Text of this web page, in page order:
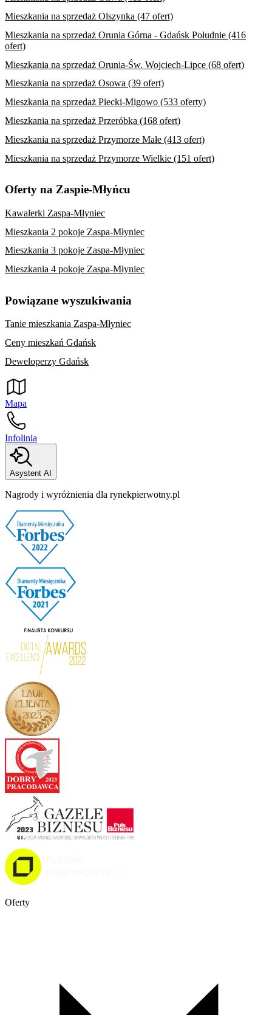
Mieszkania na sprzedaż Olszynka (47 ofert)
Mieszkania na sprzedaż Orunia Górna - Gdańsk Południe (416
ofert)
Mieszkania na sprzedaż Orunia-Św. Wojciech-Lipce (68 ofert)
Mieszkania na sprzedaż Osowa (39 ofert)
Mieszkania na sprzedaż Piecki-Migowo (533 oferty)
Mieszkania na sprzedaż Przeróbka (168 ofert)
Mieszkania na sprzedaż Przymorze Małe (413 ofert)
Mieszkania na sprzedaż Przymorze Wielkie (151 ofert)
Oferty na Zaspie-Młyńcu
Kawalerki Zaspa-Młyniec
Mieszkania 2 pokoje Zaspa-Młyniec
Mieszkania 3 pokoje Zaspa-Młyniec
Mieszkania 4 pokoje Zaspa-Młyniec
Powiązane wyszukiwania
Tanie mieszkania Zaspa-Młyniec
Ceny mieszkań Gdańsk
Deweloperzy Gdańsk
Mapa
Infolinia
Asystent AI
Nagrody i wyróżnienia dla rynekpierwotny.pl
Oferty